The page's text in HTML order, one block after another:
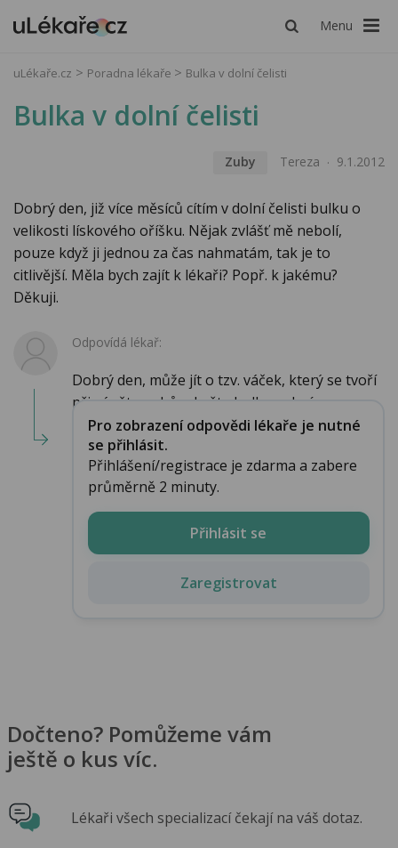
Menu
uLékaře.cz Poradna lékaře Bulka v dolní čelisti
Bulka v dolní čelisti
Zuby Tereza 9.1.2012
Dobrý den, již více měsíců cítím v dolní čelisti bulku o
velikosti lískového oříšku. Nějak zvlášť mě nebolí,
pouze když ji jednou za čas nahmatám, tak je to
citlivější. Měla bych zajít k lékaři? Popř. k jakému?
Děkuji.
Odpovídá lékař:
Dobrý den, může jít o tzv. váček, který se tvoří
při zánětu zubů, ukažte bulku zubním...
Pro zobrazení odpovědi lékaře je nutné
se přihlásit.
Přihlášení/registrace je zdarma a zabere
průměrně 2 minuty.
Přihlásit se
Zaregistrovat
Dočteno? Pomůžeme vám
ještě o kus víc.
Lékaři všech specializací čekají na váš dotaz.